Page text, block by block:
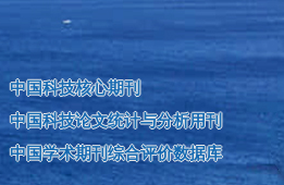
中国科技核心期刊
中国科技论文统计与分析用刊
中国学术期刊综合评价数据库